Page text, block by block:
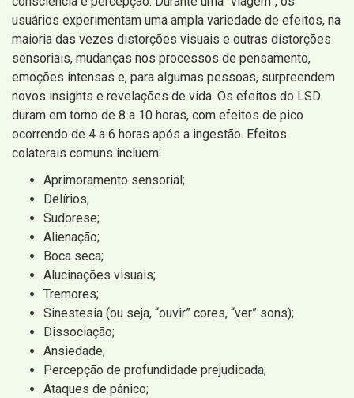
usuários experimentam uma ampla variedade de efeitos, na
maioria das vezes distorções visuais e outras distorções
sensoriais, mudanças nos processos de pensamento,
emoções intensas e, para algumas pessoas, surpreendem
novos insights e revelações de vida. Os efeitos do LSD
duram em torno de 8 a 10 horas, com efeitos de pico
ocorrendo de 4 a 6 horas após a ingestão. Efeitos
colaterais comuns incluem:
Aprimoramento sensorial;
Delírios;
Sudorese;
Alienação;
Boca seca;
Alucinações visuais;
Tremores;
Sinestesia (ou seja, “ouvir” cores, “ver” sons);
Dissociação;
Ansiedade;
Percepção de profundidade prejudicada;
Ataques de pânico;